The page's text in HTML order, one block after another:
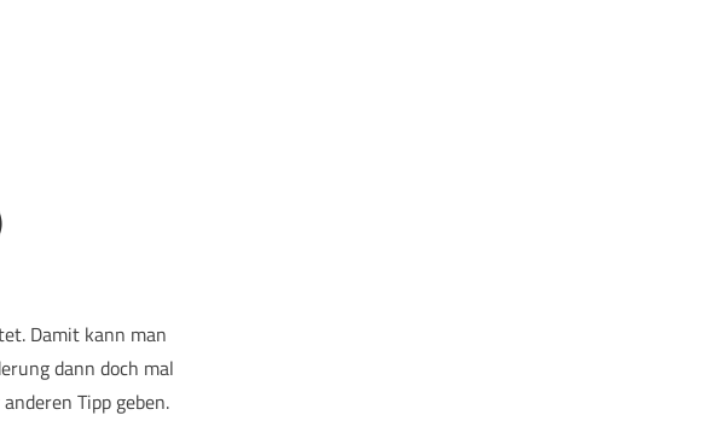
Damit kann man
dann doch mal
Tipp geben.